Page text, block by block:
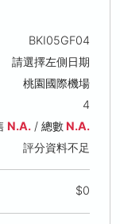
BKI05GF04
請選擇左側日期
桃園國際機場
4
N.A./ 總數N.A.
評分資料不足
$0